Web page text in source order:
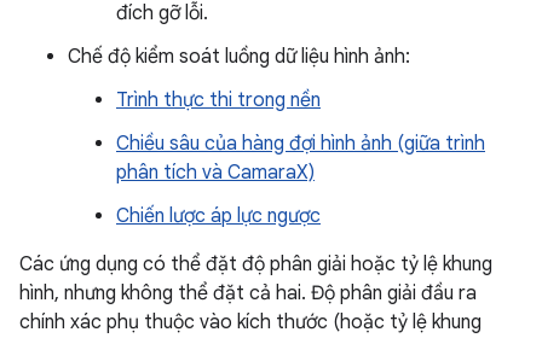
đích gỡ lỗi.
Chế độ kiểm soát luồng dữ liệu hình ảnh:
Trình thực thi trong nền
Chiều sâu của hàng đợi hình ảnh (giữa trình
phân tích và CamaraX)
Chiến lược áp lực ngược
Các ứng dụng có thể đặt độ phân giải hoặc tỷ lệ khung
hình, nhưng không thể đặt cả hai. Độ phân giải đầu ra
chính xác phụ thuộc vào kích thước (hoặc tỷ lệ khung